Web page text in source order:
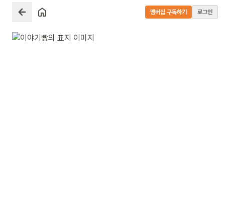
멤버십 구독하기 로그인